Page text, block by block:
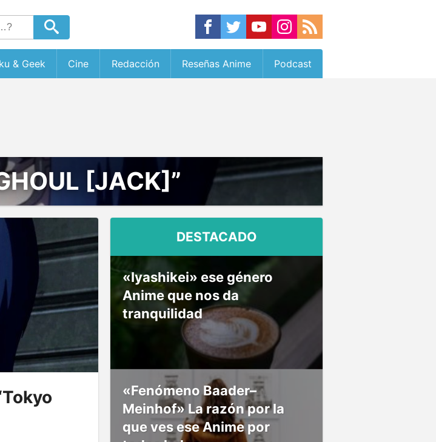
& Geek Cine Redacción Reseñas Anime Podcast
[JACK]”
DESTACADO
«Iyashikei» ese género
Anime que nos da
tranquilidad
«Fenómeno Baader–
Meinhof» La razón por la
que ves ese Anime por